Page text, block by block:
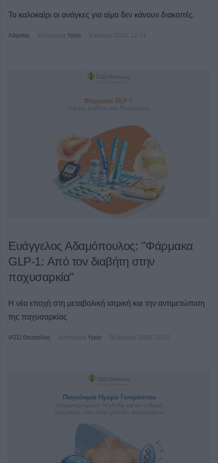
Το καλοκαίρι οι ανάγκες για αίμα δεν κάνουν διακοπές.
Λάρισας Κατηγορία Υγεία 3 Ιουλίου 2026, 12:14
Ευάγγελος Αδαμόπουλος: "Φάρμακα
GLP-1: Από τον διαβήτη στην
παχυσαρκία"
Η νέα εποχή στη μεταβολική ιατρική και την αντιμετώπιση
της παχυσαρκίας
ΙΑΣΩ Θεσσαλίας Κατηγορία Υγεία 26 Ιουνίου 2026, 10:07